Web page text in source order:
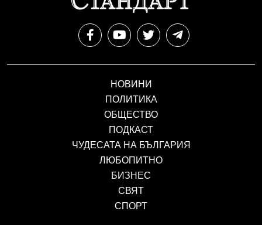
НОВИНИ
ПОЛИТИКА
ОБЩЕСТВО
ПОДКАСТ
ЧУДЕСАТА НА БЪЛГАРИЯ
ЛЮБОПИТНО
БИЗНЕС
СВЯТ
СПОРТ